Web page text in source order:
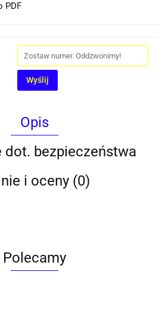
PDF
Wyślij
Opis
dot. bezpieczeństwa
i oceny (0)
Polecamy